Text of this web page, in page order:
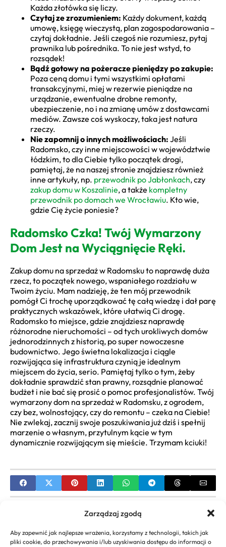
Zarządzaj zgodą
Aby zapewnić jak najlepsze wrażenia, korzystamy z technologii, takich jak
pliki cookie, do przechowywania i/lub uzyskiwania dostępu do informacji o
Każda złotówka się liczy.
Czytaj ze zrozumieniem: Każdy dokument, każdą
umowę, księgę wieczystą, plan zagospodarowania –
czytaj dokładnie. Jeśli czegoś nie rozumiesz, pytaj
prawnika lub pośrednika. To nie jest wstyd, to
rozsądek!
Bądź gotowy na pożeracze pieniędzy po zakupie:
Poza ceną domu i tymi wszystkimi opłatami
transakcyjnymi, miej w rezerwie pieniądze na
urządzanie, ewentualne drobne remonty,
ubezpieczenie, no i na zmianę umów z dostawcami
mediów. Zawsze coś wyskoczy, taka jest natura
rzeczy.
Nie zapomnij o innych możliwościach: Jeśli
Radomsko, czy inne miejscowości w województwie
łódzkim, to dla Ciebie tylko początek drogi,
pamiętaj, że na naszej stronie znajdziesz również
inne artykuły, np. przewodnik po Jabłonkach, czy
zakup domu w Koszalinie, a także kompletny
przewodnik po domach we Wrocławiu. Kto wie,
gdzie Cię życie poniesie?
Radomsko Czka! Twój Wymarzony
Dom Jest na Wyciągnięcie Ręki.
Zakup domu na sprzedaż w Radomsku to naprawdę duża
rzecz, to początek nowego, wspaniałego rozdziału w
Twoim życiu. Mam nadzieję, że ten mój przewodnik
pomógł Ci trochę uporządkować tę całą wiedzę i dał parę
praktycznych wskazówek, które ułatwią Ci drogę.
Radomsko to miejsce, gdzie znajdziesz naprawdę
różnorodne nieruchomości – od tych urokliwych domów
jednorodzinnych z historią, po super nowoczesne
budownictwo. Jego świetna lokalizacja i ciągle
rozwijająca się infrastruktura czynią je idealnym
miejscem do życia, serio. Pamiętaj tylko o tym, żeby
dokładnie sprawdzić stan prawny, rozsądnie planować
budżet i nie bać się prosić o pomoc profesjonalistów. Twój
wymarzony dom na sprzedaż w Radomsku, z ogrodem,
czy bez, wolnostojący, czy do remontu – czeka na Ciebie!
Nie zwlekaj, zacznij swoje poszukiwania już dziś i spełnij
marzenie o własnym, przytulnym kącie w tym
dynamicznie rozwijającym się mieście. Trzymam kciuki!
Opuszczony, Ponury Dom: Tajemnice, Renowacja,
Urbex i Inspiracje